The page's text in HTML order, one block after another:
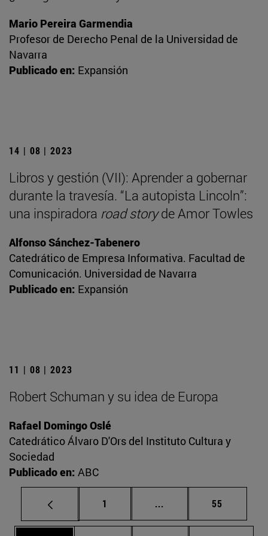
Mario Pereira Garmendia
Profesor de Derecho Penal de la Universidad de
Navarra
Publicado en: Expansión
14 | 08 | 2023
Libros y gestión (VII): Aprender a gobernar
durante la travesía. “La autopista Lincoln”:
una inspiradora road storyde Amor Towles
Alfonso Sánchez-Tabenero
Catedrático de Empresa Informativa. Facultad de
Comunicación. Universidad de Navarra
Publicado en: Expansión
11 | 08 | 2023
Robert Schuman y su idea de Europa
Rafael Domingo Oslé
Catedrático Álvaro D'Ors del Instituto Cultura y
Sociedad
Publicado en: ABC
Página
1 ... Páginas intermedias
Página
55